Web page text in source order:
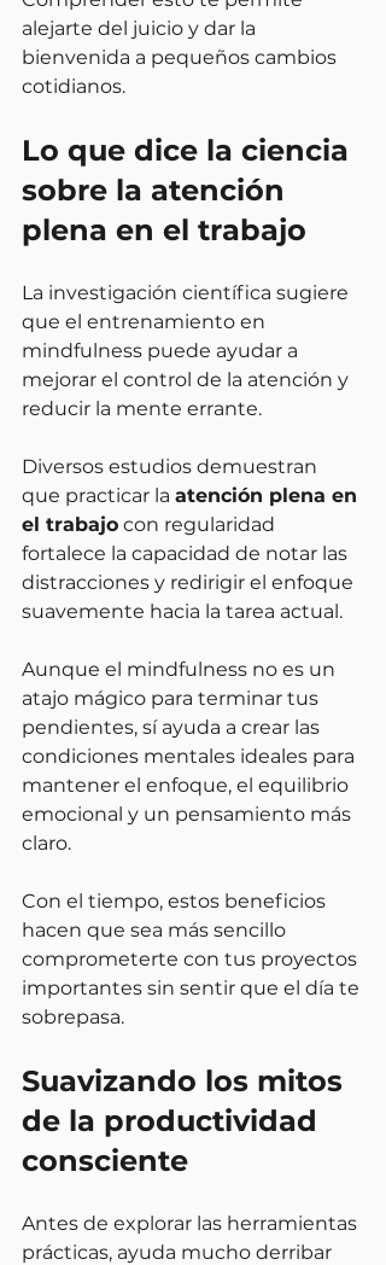
alejarte del juicio y dar la
bienvenida a pequeños cambios
cotidianos.
Lo que dice la ciencia
sobre la atención
plena en el trabajo
La investigación científica sugiere
que el entrenamiento en
mindfulness puede ayudar a
mejorar el control de la atención y
reducir la mente errante.
Diversos estudios demuestran
que practicar la atención plena en
el trabajo con regularidad
fortalece la capacidad de notar las
distracciones y redirigir el enfoque
suavemente hacia la tarea actual.
Aunque el mindfulness no es un
atajo mágico para terminar tus
pendientes, sí ayuda a crear las
condiciones mentales ideales para
mantener el enfoque, el equilibrio
emocional y un pensamiento más
claro.
Con el tiempo, estos beneficios
hacen que sea más sencillo
comprometerte con tus proyectos
importantes sin sentir que el día te
sobrepasa.
Suavizando los mitos
de la productividad
consciente
Antes de explorar las herramientas
prácticas, ayuda mucho derribar